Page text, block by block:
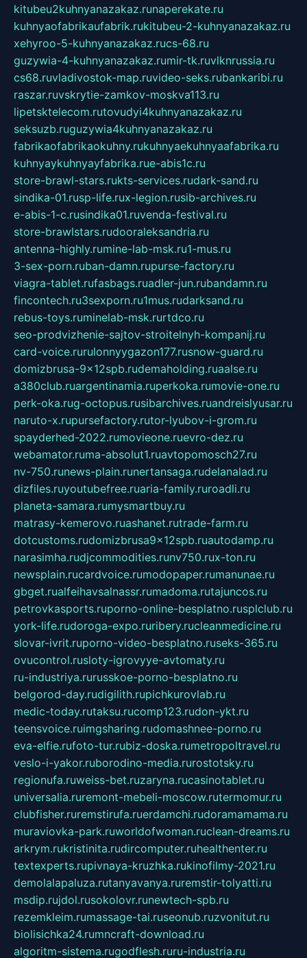
kitubeu2kuhnyanazakaz.runaperekate.ru
kuhnyaofabrikaufabrik.rukitubeu-2-kuhnyanazakaz.ru
xehyroo-5-kuhnyanazakaz.rucs-68.ru
guzywia-4-kuhnyanazakaz.rumir-tk.ruvlknrussia.ru
cs68.ruvladivostok-map.ruvideo-seks.rubankaribi.ru
raszar.ruvskrytie-zamkov-moskva113.ru
lipetsktelecom.rutovudyi4kuhnyanazakaz.ru
seksuzb.ruguzywia4kuhnyanazakaz.ru
fabrikaofabrikaokuhny.rukuhnyaekuhnyaafabrika.ru
kuhnyaykuhnyayfabrika.rue-abis1c.ru
store-brawl-stars.rukts-services.rudark-sand.ru
sindika-01.rusp-life.rux-legion.rusib-archives.ru
e-abis-1-c.rusindika01.ruvenda-festival.ru
store-brawlstars.rudooraleksandria.ru
antenna-highly.rumine-lab-msk.ru1-mus.ru
3-sex-porn.ruban-damn.rupurse-factory.ru
viagra-tablet.rufasbags.ruadler-jun.rubandamn.ru
fincontech.ru3sexporn.ru1mus.rudarksand.ru
rebus-toys.ruminelab-msk.rurtdco.ru
seo-prodvizhenie-sajtov-stroitelnyh-kompanij.ru
card-voice.rurulonnyygazon177.rusnow-guard.ru
domizbrusa-9x12spb.rudemaholding.ruaalse.ru
a380club.ruargentinamia.ruperkoka.rumovie-one.ru
perk-oka.rug-octopus.rusibarchives.ruandreislyusar.ru
naruto-x.rupursefactory.rutor-lyubov-i-grom.ru
spayderhed-2022.rumovieone.ruevro-dez.ru
webamator.ruma-absolut1.ruavtopomosch27.ru
nv-750.runews-plain.runertansaga.rudelanalad.ru
dizfiles.ruyoutubefree.ruaria-family.ruroadli.ru
planeta-samara.rumysmartbuy.ru
matrasy-kemerovo.ruashanet.rutrade-farm.ru
dotcustoms.rudomizbrusa9x12spb.ruautodamp.ru
narasimha.rudjcommodities.runv750.rux-ton.ru
newsplain.rucardvoice.rumodopaper.rumanunae.ru
gbget.rualfeihavsalnassr.rumadoma.rutajuncos.ru
petrovkasports.ruporno-online-besplatno.rusplclub.ru
york-life.rudoroga-expo.ruribery.rucleanmedicine.ru
slovar-ivrit.ruporno-video-besplatno.ruseks-365.ru
ovucontrol.rusloty-igrovyye-avtomaty.ru
ru-industriya.rurusskoe-porno-besplatno.ru
belgorod-day.rudigilith.rupichkurovlab.ru
medic-today.rutaksu.rucomp123.rudon-ykt.ru
teensvoice.ruimgsharing.rudomashnee-porno.ru
eva-elfie.rufoto-tur.rubiz-doska.rumetropoltravel.ru
veslo-i-yakor.ruborodino-media.rurostotsky.ru
regionufa.ruweiss-bet.ruzaryna.rucasinotablet.ru
universalia.ruremont-mebeli-moscow.rutermomur.ru
clubfisher.ruremstirufa.ruerdamchi.rudoramamama.ru
muraviovka-park.ruworldofwoman.ruclean-dreams.ru
arkrym.rukristinita.rudircomputer.ruhealthenter.ru
textexperts.rupivnaya-kruzhka.rukinofilmy-2021.ru
demolalapaluza.rutanyavanya.ruremstir-tolyatti.ru
msdip.rujdol.rusokolovr.runewtech-spb.ru
rezemkleim.rumassage-tai.ruseonub.ruzvonitut.ru
biolisichka24.rumncraft-download.ru
algoritm-sistema.rugodflesh.ruru-industria.ru